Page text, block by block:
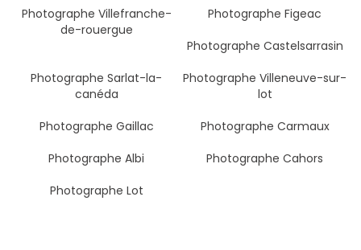
Photographe Villefranche-
de-rouergue
Photographe Figeac
Photographe Castelsarrasin
Photographe Sarlat-la-
canéda
Photographe Villeneuve-sur-
lot
Photographe Gaillac
Photographe Carmaux
Photographe Albi
Photographe Cahors
Photographe Lot